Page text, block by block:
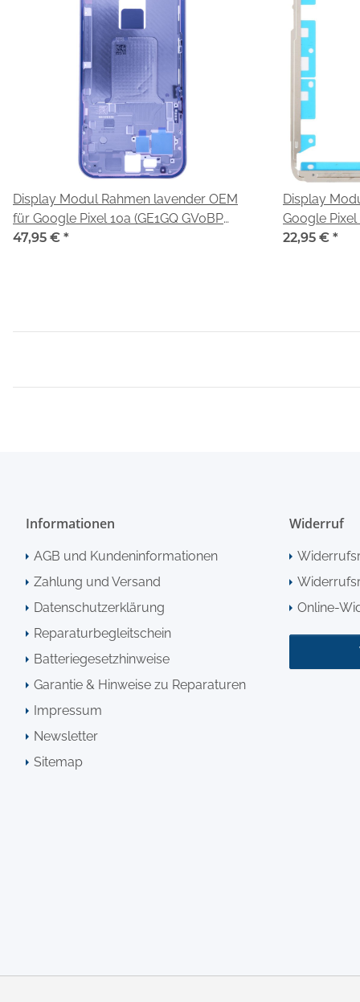
Display Modul Rahmen lavender OEM
für Google Pixel 10a (GE1GQ GV0BP
G4H7L)
47,95 € *
Display
Google Pixel
22,95 € *
Informationen
AGB und Kundeninformationen
Zahlung und Versand
Datenschutzerklärung
Reparaturbegleitschein
Batteriegesetzhinweise
Garantie & Hinweise zu Reparaturen
Impressum
Newsletter
Sitemap
Widerruf
Online-